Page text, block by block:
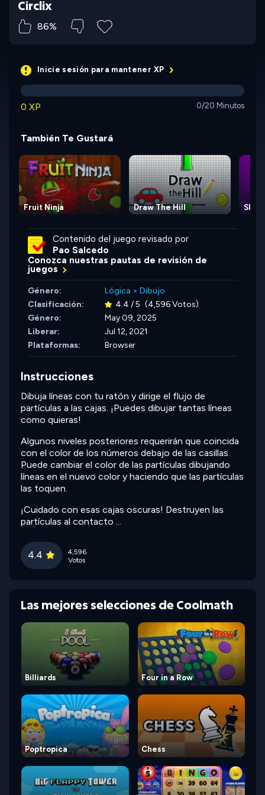
Circlix
86%
Inicie sesión para mantener XP
0 XP 0/20 Minutos
También Te Gustará
Fruit Ninja Draw The Hill Slam
Contenido del juego revisado por
Pao Salcedo
Conozca nuestras pautas de revisión de
juegos
Género: Lógica > Dibujo
Clasificación:
4.4 / 5 (4,596 Votos)
Género:
May 09, 2025
Liberar:
Jul 12, 2021
Plataformas:
Browser
Instrucciones
Dibuja líneas con tu ratón y dirige el flujo de
partículas a las cajas. ¡Puedes dibujar tantas líneas
como quieras!
Algunos niveles posteriores requerirán que coincida
con el color de los números debajo de las casillas.
Puede cambiar el color de las partículas dibujando
líneas en el nuevo color y haciendo que las partículas
las toquen.
¡Cuidado con esas cajas oscuras! Destruyen las
partículas al contacto ...
4.4
4,596
Votos
Las mejores selecciones de Coolmath
Billiards Four in a Row
Poptropica Chess